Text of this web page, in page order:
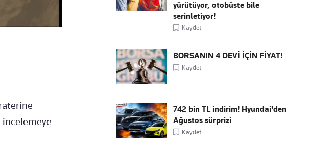
incelemeye
yürütüyor, otobüste bile
serinletiyor!
Kaydet
BORSANIN 4 DEVİ İÇİN FİYAT!
Kaydet
742 bin TL indirim! Hyundai'den
Ağustos sürprizi
Kaydet